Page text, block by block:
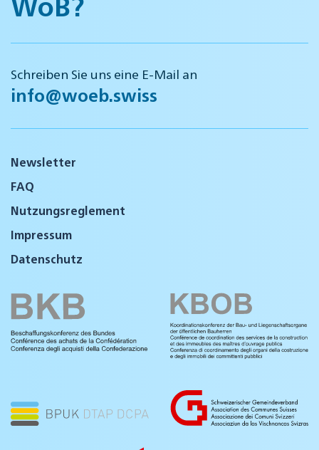
Schreiben Sie uns eine E-Mail an
info@woeb.swiss
Newsletter
FAQ
Nutzungsreglement
Impressum
Datenschutz